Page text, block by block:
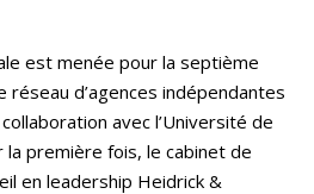
est menée pour la septième
réseau d’agences indépendantes
avec l’Université de
la première fois, le cabinet de
en leadership Heidrick &